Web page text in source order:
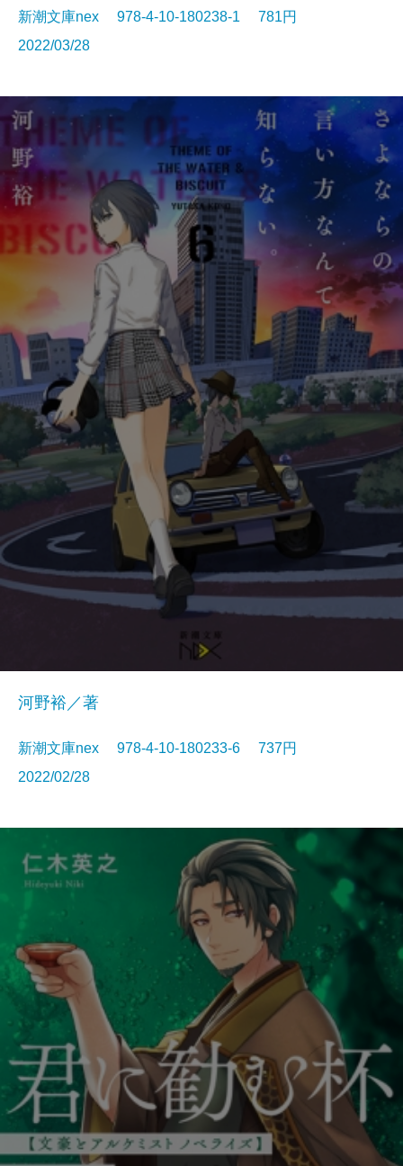
新潮文庫nex 978-4-10-180238-1 781円
2022/03/28
河野裕／著
新潮文庫nex 978-4-10-180233-6 737円
2022/02/28